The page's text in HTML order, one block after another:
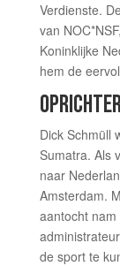
Verdienste.
van
Koninklijke
hem de
Dick Schmüll
Sumatra. Als
naar
Amsterdam.
aantocht
de sport te